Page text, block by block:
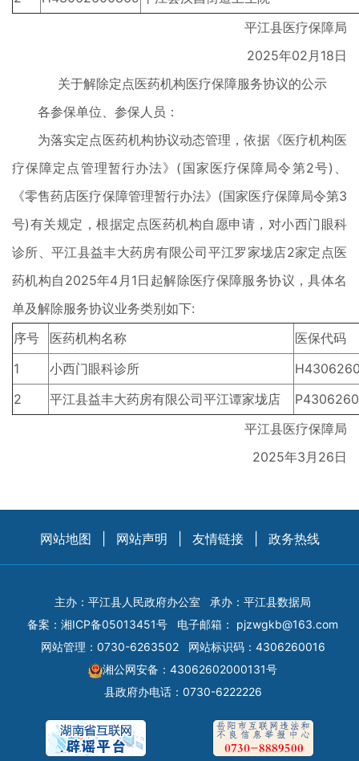
平江县医疗保障局
2025年02月18日
关于解除定点医药机构医疗保障服务协议的公示
各参保单位、参保人员：
为落实定点医药机构协议动态管理，依据《医疗机构医
疗保障定点管理暂行办法》(国家医疗保障局令第2号)、
《零售药店医疗保障管理暂行办法》(国家医疗保障局令第3
号)有关规定，根据定点医药机构自愿申请，对小西门眼科
诊所、平江县益丰大药房有限公司平江罗家垅店2家定点医
药机构自2025年4月1日起解除医疗保障服务协议，具体名
单及解除服务协议业务类别如下:
序号
医药机构名称
医保代码
1
小西门眼科诊所
2
平江县益丰大药房有限公司平江谭家垅店
平江县医疗保障局
2025年3月26日
网站地图 网站声明 友情链接 政务热线
主办：平江县人民政府办公室
承办：平江县数据局
备案： 湘ICP备05013451号 电子邮箱： pjzwgkb@163.com
网站管理：0730-6263502
网站标识码：4306260016
湘公网安备：43062602000131号
县政府办电话：0730-6222226